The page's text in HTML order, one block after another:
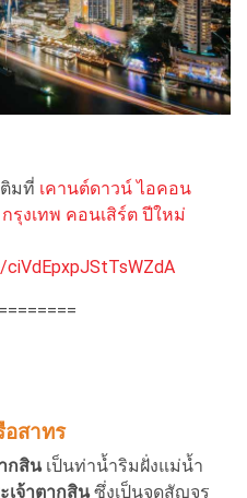
ติมที่ เคานต์ดาวน์ ไอคอน
รุงเทพ คอนเสิร์ต ปีใหม่
อสาทร
กสินเป็นท่าน้ำริมฝั่งแม่น้ำ
เจ้าตากสินซึ่งเป็นจุดสัญจร